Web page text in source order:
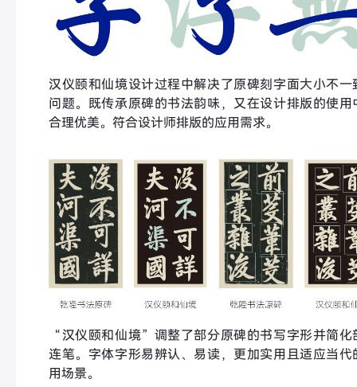
汉仪颐和仙境设计过程中解决了原碑刻字面大小不一
问题。既传承原碑的书法韵味，又在设计排版的使用
合理优美。符合设计师排版的应用需求。
“汉仪颐和仙境”调整了部分原碑的书写字形并简化
连笔。字体字形易辨认、易读，更加实用且适应当代
用场景。